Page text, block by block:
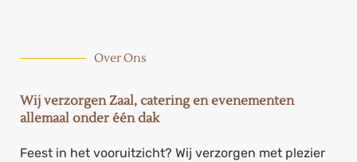
Over Ons
Wij verzorgen Zaal, catering en evenementen
allemaal onder één dak
Feest in het vooruitzicht? Wij verzorgen met plezier